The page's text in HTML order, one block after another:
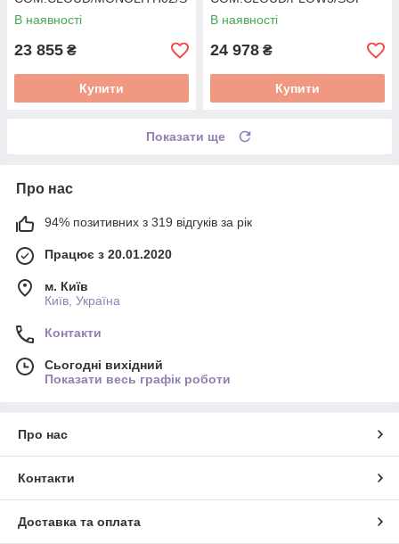
OF
В наявності
23 855 ₴
Купити
В наявності
24 978 ₴
Купити
Показати ще
Про нас
94% позитивних з 319 відгуків за рік
Працює з 20.01.2020
м. Київ
Київ, Україна
Контакти
Сьогодні вихідний
Показати весь графік роботи
Про нас
Контакти
Доставка та оплата